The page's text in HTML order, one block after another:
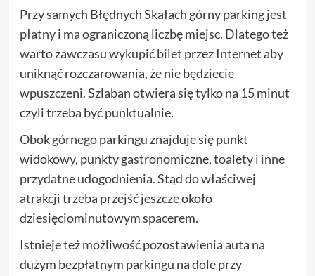
Przy samych Błędnych Skałach górny parking jest
płatny i ma ograniczoną liczbę miejsc. Dlatego też
warto zawczasu wykupić bilet przez Internet aby
uniknąć rozczarowania, że nie będziecie
wpuszczeni. Szlaban otwiera się tylko na 15 minut
czyli trzeba być punktualnie.
Obok górnego parkingu znajduje się punkt
widokowy, punkty gastronomiczne, toalety i inne
przydatne udogodnienia. Stąd do właściwej
atrakcji trzeba przejść jeszcze około
dziesięciominutowym spacerem.
Istnieje też możliwość pozostawienia auta na
dużym bezpłatnym parkingu na dole przy